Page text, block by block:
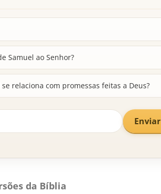
Samuel ao Senhor?
relaciona com promessas feitas a Deus?
Enviar
da Bíblia